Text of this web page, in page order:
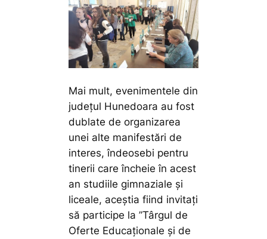
Mai mult, evenimentele din
județul Hunedoara au fost
dublate de organizarea
unei alte manifestări de
interes, îndeosebi pentru
tinerii care încheie în acest
an studiile gimnaziale și
liceale, aceștia fiind invitați
să participe la ”Târgul de
Oferte Educaționale și de